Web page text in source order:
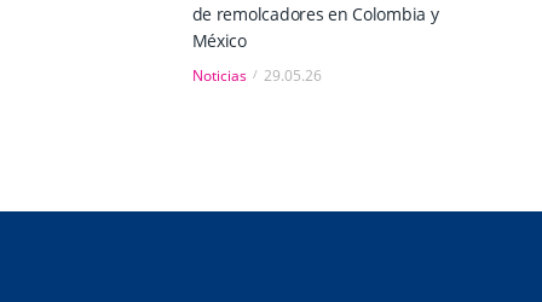
de remolcadores en Colombia y
México
Noticias 29.05.26